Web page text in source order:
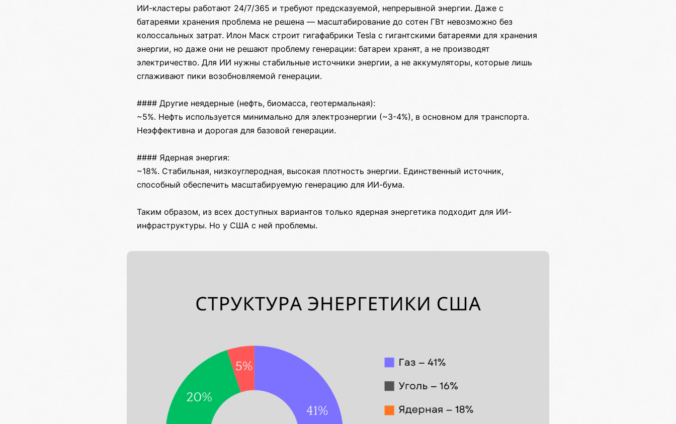
ИИ-кластеры работают 24/7/365 и требуют предсказуемой, непрерывной энергии. Даже с
батареями хранения проблема не решена — масштабирование до сотен ГВт невозможно без
колоссальных затрат. Илон Маск строит гигафабрики Tesla с гигантскими батареями для хранения
энергии, но даже они не решают проблему генерации: батареи хранят, а не производят
электричество. Для ИИ нужны стабильные источники энергии, а не аккумуляторы, которые лишь
сглаживают пики возобновляемой генерации.
#### Другие неядерные (нефть, биомасса, геотермальная):
~5%. Нефть используется минимально для электроэнергии (~3-4%), в основном для транспорта.
Неэффективна и дорогая для базовой генерации.
#### Ядерная энергия:
~18%. Стабильная, низкоуглеродная, высокая плотность энергии. Единственный источник,
способный обеспечить масштабируемую генерацию для ИИ-бума.
Таким образом, из всех доступных вариантов только ядерная энергетика подходит для ИИ-
инфраструктуры. Но у США с ней проблемы.